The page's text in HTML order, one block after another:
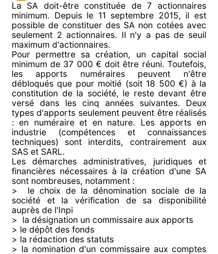
La SA doit-être constituée de 7 actionnaires
minimum. Depuis le 11 septembre 2015, il est
possible de constituer des SA non cotées avec
seulement 2 actionnaires. Il n'y a pas de seuil
maximum d'actionnaires.
Pour permettre sa création, un capital social
minimum de 37 000 € doit être réuni. Toutefois,
les apports numéraires peuvent n'être
débloqués que pour moitié (soit 18 500 €) à la
constitution de la société, le reste devant être
versé dans les cinq années suivantes. Deux
types d'apports seulement peuvent être réalisés
: en numéraire et en nature. Les apports en
industrie (compétences et connaissances
techniques) sont interdits, contrairement aux
SAS et SARL.
Les démarches administratives, juridiques et
financières nécessaires à la création d'une SA
sont nombreuses, notamment :
> le choix de la dénomination sociale de la
société et la vérification de sa disponibilité
auprès de l'Inpi
> la désignation un commissaire aux apports
> le dépôt des fonds
> la rédaction des statuts
> la nomination d'un commissaire aux comptes